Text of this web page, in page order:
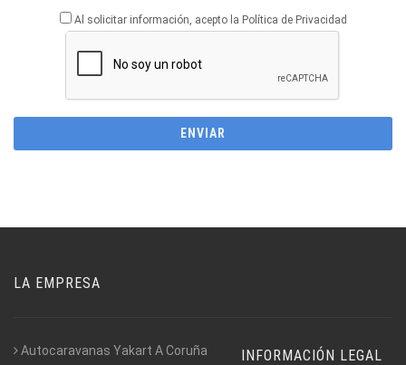
Al solicitar información, acepto la Política de Privacidad
LA EMPRESA
Autocaravanas Yakart A Coruña INFORMACIÓN LEGAL